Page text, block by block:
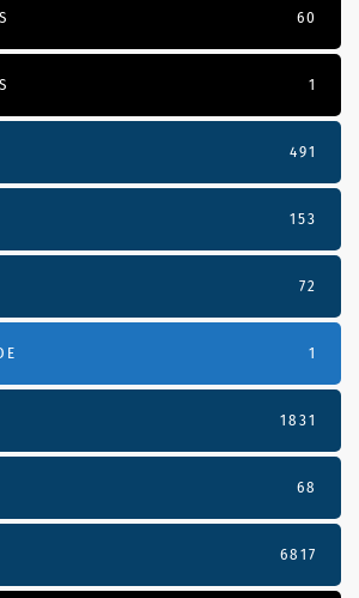
60
1
491
153
72
1
1831
68
6817